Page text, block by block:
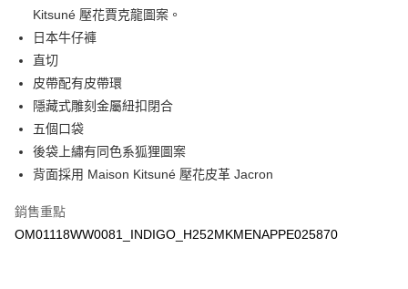
付款後萊爾富取貨
每筆NT$100
付款後7-11取貨
每筆NT$100，滿NT$3,000(含以上)免運費
宅配
每筆NT$100，滿NT$3,000(含以上)免運費
Kitsuné 壓花賈克龍圖案。
日本牛仔褲
直切
皮帶配有皮帶環
隱藏式雕刻金屬紐扣閉合
五個口袋
後袋上繡有同色系狐狸圖案
背面採用 Maison Kitsuné 壓花皮革 Jacron
銷售重點
OM01118WW0081_INDIGO_H252MKMENAPPE025870